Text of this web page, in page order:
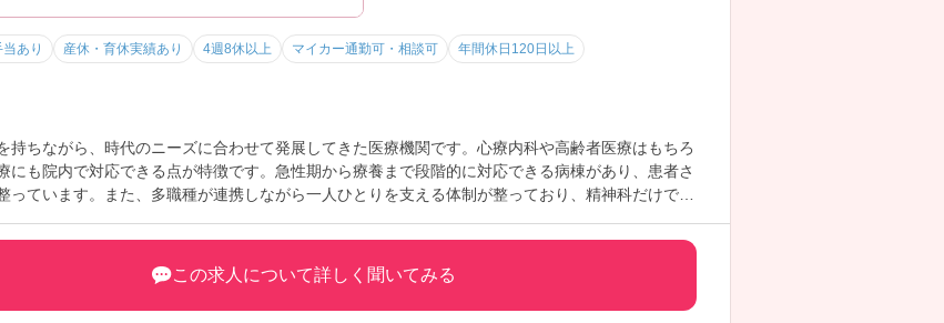
す。
しています
あり 産休・育休実績あり 4週8休以上 マイカー通勤可・相談可
年間休日120日以上
持ちながら、時代のニーズに合わせて発展してきた医療機関です。心療内科や高齢者医療はもちろ
にも院内で対応できる点が特徴です。急性期から療養まで段階的に対応できる病棟があり、患者さ
っています。また、多職種が連携しながら一人ひとりを支える体制が整っており、精神科だけでな
など、さらに詳細をご案内しますのでお気軽にご相談ください！
この求人について詳しく聞いてみる